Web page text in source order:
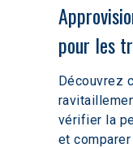
pour les
Découvrez
vérifier la
et